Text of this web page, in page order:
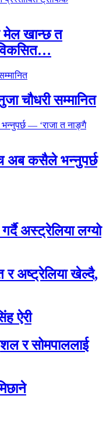
मेल खान्छ त
विकसित…
चौधरी सम्मानित
अब कसैले भन्नुपर्छ
अस्ट्रेलिया लग्यो
र अष्ट्रेलिया खेल्दै,
ऐरी
र सोमपाललाई